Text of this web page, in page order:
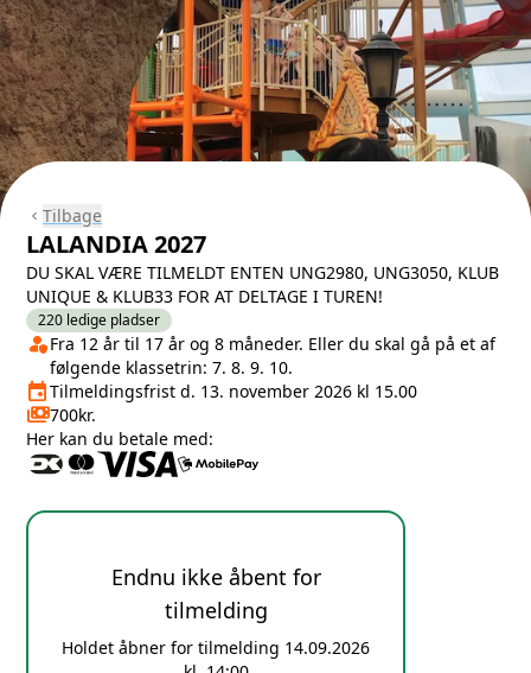
chevron_left Tilbage
LALANDIA 2027
DU SKAL VÆRE TILMELDT ENTEN UNG2980, UNG3050, KLUB
UNIQUE & KLUB33 FOR AT DELTAGE I TUREN!
220 ledige pladser
Klasse/Aldersbegrænsning
person_shieldFra 12 år til 17 år og 8 måneder. Eller du skal gå på et af
følgende klassetrin: 7. 8. 9. 10.
Tilmeldingsfrist
eventTilmeldingsfrist d. 13. november 2026 kl 15.00
Pris
payments700kr.
Her kan du betale med:
Endnu ikke åbent for
tilmelding
Holdet åbner for tilmelding 14.09.2026